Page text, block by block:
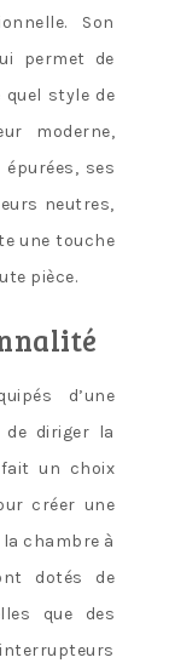
Son
permet de
quel style de
moderne,
ses
neutres,
une touche
pièce.
d’une
diriger la
fait un choix
créer une
chambre à
dotés de
que des